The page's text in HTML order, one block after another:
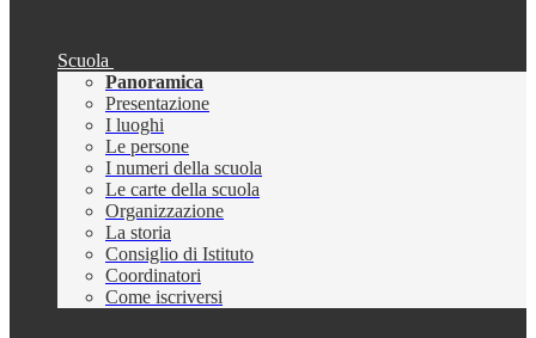
Scuola
Panoramica
Presentazione
I luoghi
Le persone
I numeri della scuola
Le carte della scuola
Organizzazione
La storia
Consiglio di Istituto
Coordinatori
Come iscriversi